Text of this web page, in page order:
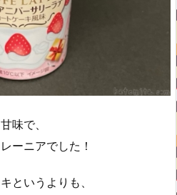
味で、
ーニアでした！
というよりも、